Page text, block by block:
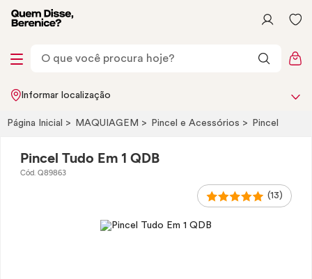
Informar localização
Página Inicial MAQUIAGEM Pincel e Acessórios Pincel
Pincel Tudo Em 1 QDB
Cód. Q89863
(13)